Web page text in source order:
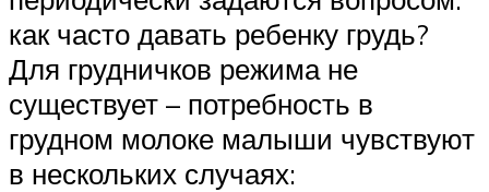
как часто давать ребенку грудь?
Для грудничков режима не
существует – потребность в
грудном молоке малыши чувствуют
в нескольких случаях: